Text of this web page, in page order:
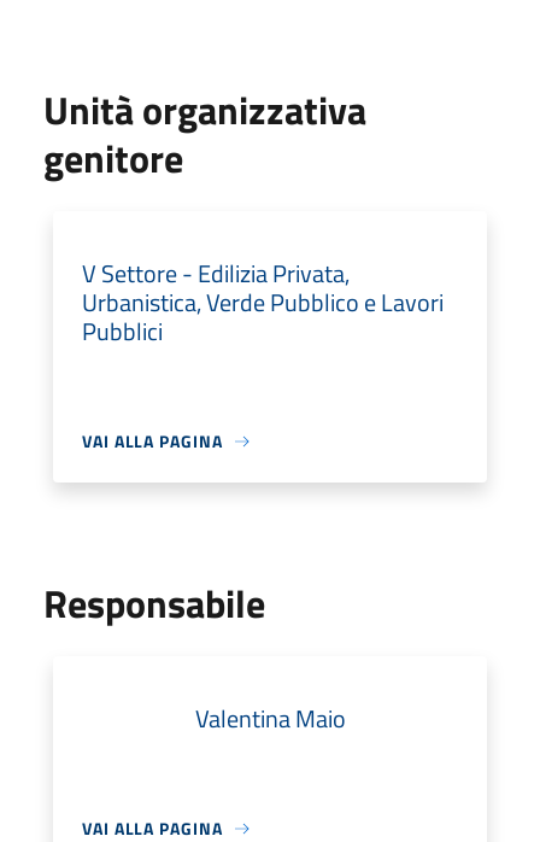
Unità organizzativa
genitore
V Settore - Edilizia Privata,
Urbanistica, Verde Pubblico e Lavori
Pubblici
VAI ALLA PAGINA
Responsabile
Valentina Maio
VAI ALLA PAGINA